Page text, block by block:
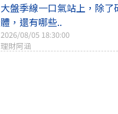
大盤季線一口氣站上，除了
體，還有哪些..
2026/08/05 18:30:00
理財阿涵